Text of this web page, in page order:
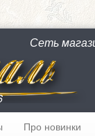
Сеть
Про новинки